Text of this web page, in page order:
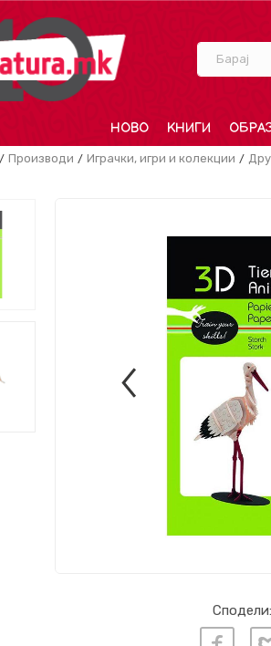
Барај
НОВО КНИГИ
Производи Играчки, игри и колекции
Сподели: